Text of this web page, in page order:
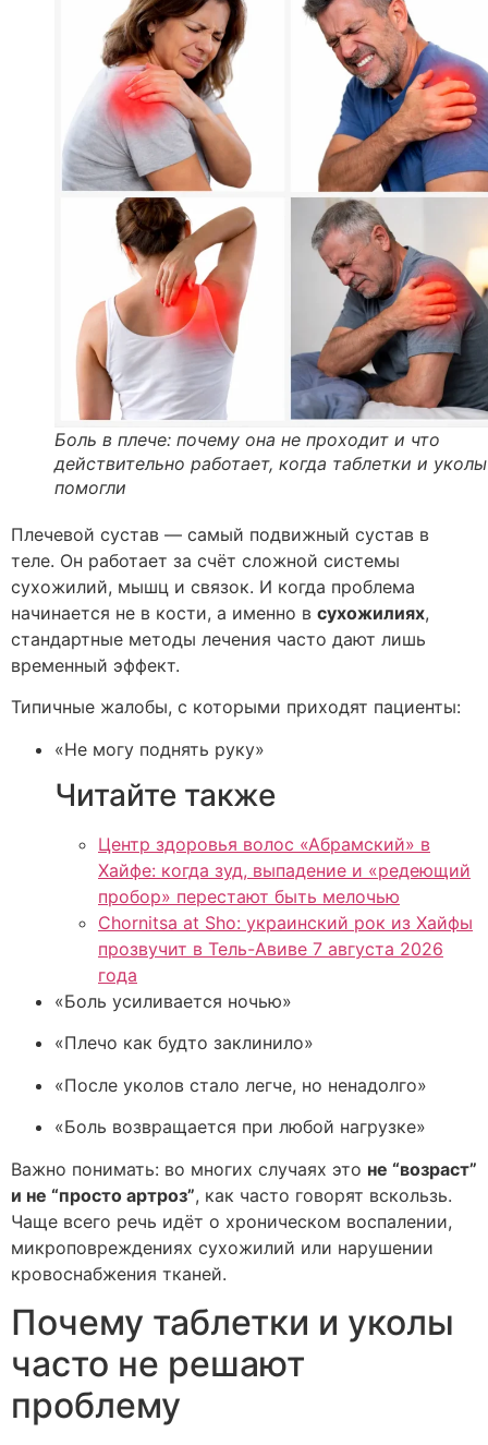
Боль в плече: почему она не проходит и что
действительно работает, когда таблетки и
помогли
Плечевой сустав — самый подвижный сустав в
теле. Он работает за счёт сложной системы
сухожилий, мышц и связок. И когда проблема
начинается не в кости, а именно в сухожилиях,
стандартные методы лечения часто дают лишь
временный эффект.
Типичные жалобы, с которыми приходят пациенты:
«Не могу поднять руку»
Читайте также
Центр здоровья волос «Абрaмский» в
Хайфе: когда зуд, выпадение и «редеющий
пробор» перестают быть мелочью
Chornitsa at Sho: украинский рок из Хайфы
прозвучит в Тель-Авиве 7 августа 2026
года
«Боль усиливается ночью»
«Плечо как будто заклинило»
«После уколов стало легче, но ненадолго»
«Боль возвращается при любой нагрузке»
Важно понимать: во многих случаях это не “возраст”
и не “просто артроз”, как часто говорят вскользь.
Чаще всего речь идёт о хроническом воспалении,
микроповреждениях сухожилий или нарушении
кровоснабжения тканей.
Почему таблетки и уколы
часто не решают
проблему